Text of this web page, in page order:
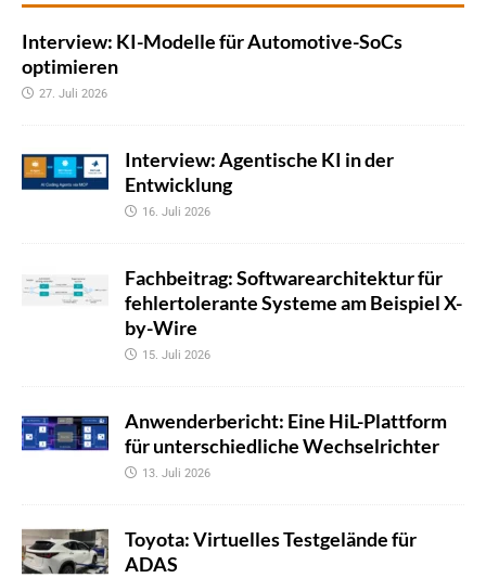
Interview: KI-Modelle für Automotive-SoCs
optimieren
27. Juli 2026
Interview: Agentische KI in der
Entwicklung
16. Juli 2026
Fachbeitrag: Softwarearchitektur für
fehlertolerante Systeme am Beispiel X-
by-Wire
15. Juli 2026
Anwenderbericht: Eine HiL-Plattform
für unterschiedliche Wechselrichter
13. Juli 2026
Toyota: Virtuelles Testgelände für
ADAS